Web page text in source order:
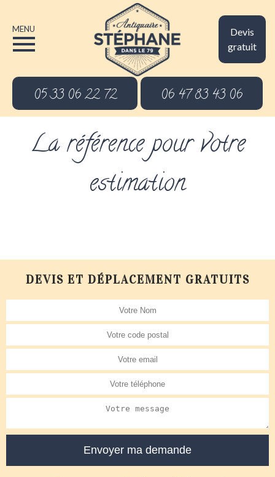
Devis
gratuit
MENU
05 33 06 22 72 06 47 83 43 06
La référence pour votre
estimation
DEVIS ET DÉPLACEMENT GRATUITS